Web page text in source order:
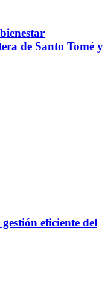
de Santo Tomé y
eficiente del